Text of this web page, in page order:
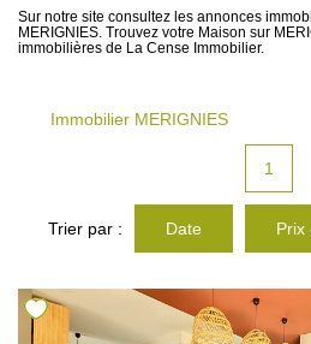
Notre
CONTACT
Plus de critères
Sur notre site consultez les annonces
MERIGNIES. Trouvez votre Maison sur
immobilières de La Cense Immobilier.
Immobilier MERIGNIES
1
Trier par : Date Prix